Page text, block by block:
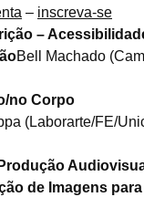
– inscreva-se
–
Bell Machado
no Corpo
(Laborarte/FE/
de Imagens